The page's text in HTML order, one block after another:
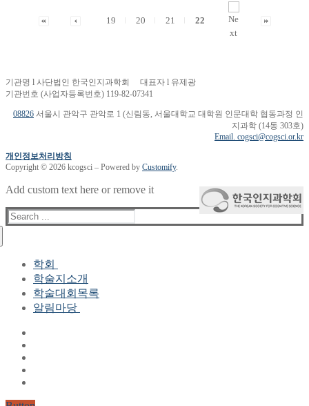
19 20 21 22
기관명 l 사단법인 한국인지과학회 대표자 l 유제광
기관번호 (사업자등록번호) 119-82-07341
08826 서울시 관악구 관악로 1 (신림동, 서울대학교 대학원 인문대학 협동과정 인
지과학 (14동 303호)
Email. cogsci@cogsci.or.kr
개인정보처리방침
Copyright © 2026 kcogsci – Powered by Customify.
Add custom text here or remove it
Search
for:
학회
학회장 인사말
현 임원진
역대 임원진
학술지소개
학술대회목록
알림마당